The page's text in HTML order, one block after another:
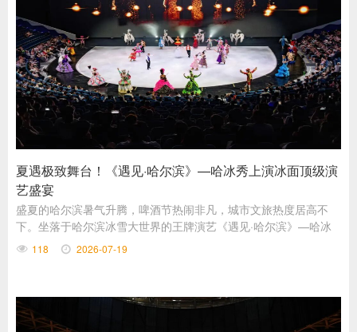
夏遇极致舞台！《遇见·哈尔滨》—哈冰秀上演冰面顶级演
艺盛宴
盛夏的哈尔滨暑气升腾，啤酒节热闹非凡，城市文旅热度居高不
下。坐落于哈尔滨冰雪大世界的王牌演艺《遇见·哈尔滨》—哈冰
秀，118 2026-07-19